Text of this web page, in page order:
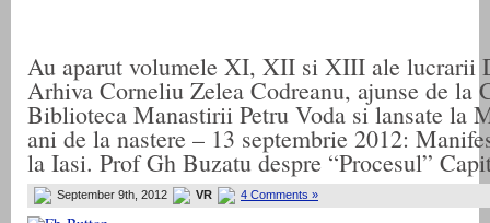
Au aparut volumele XI, XII si XIII ale lucrarii
Arhiva Corneliu Zelea Codreanu, ajunse de la
Biblioteca Manastirii Petru Voda si lansate la
ani de la nastere – 13 septembrie 2012:
la Iasi. Prof Gh Buzatu despre “Procesul”
September 9th, 2012 VR 4 Comments »